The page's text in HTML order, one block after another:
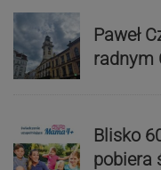
Paweł
radnym
Blisko
pobiera